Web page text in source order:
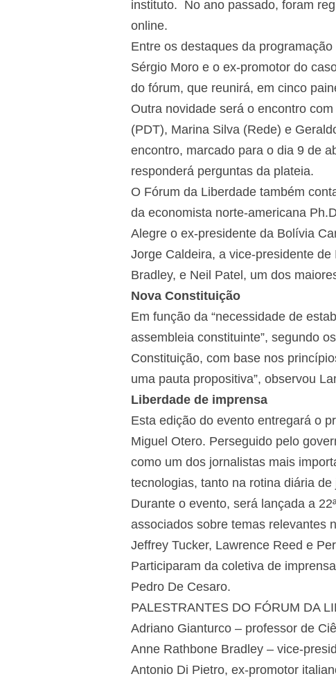
instituto. No ano passado, foram
online.
Entre os destaques da
Sérgio Moro e o ex-promotor do
do fórum, que reunirá, em cinco
Outra novidade será o encontro
(PDT), Marina Silva (Rede) e
encontro, marcado para o dia 9 de
responderá perguntas da plateia.
O Fórum da Liberdade também
da economista norte-americana
Alegre o ex-presidente da Bolívia
Jorge Caldeira, a vice-presidente
Bradley, e Neil Patel, um dos
Nova Constituição
Em função da “necessidade de
assembleia constituinte”, segundo
Constituição, com base nos
uma pauta propositiva”, observou
Liberdade de imprensa
Esta edição do evento entregará o
Miguel Otero. Perseguido pelo
como um dos jornalistas mais
tecnologias, tanto na rotina diária
Durante o evento, será lançada a
associados sobre temas relevantes
Jeffrey Tucker, Lawrence Reed e
Participaram da coletiva de
Pedro De Cesaro.
PALESTRANTES DO FÓRUM DA
Adriano Gianturco – professor de
Anne Rathbone Bradley – vice-
Antonio Di Pietro, ex-promotor